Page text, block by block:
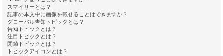
スマイリーとは？
記事の本文中に画像を載せることはできますか？
グローバル告知トピックとは？
告知トピックとは？
注目トピックとは？
閉鎖トピックとは？
トピックアイコンとは？